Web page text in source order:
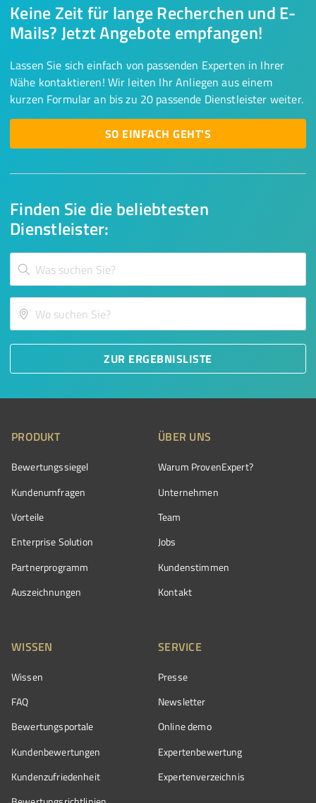
Finden Sie die beliebtesten
Dienstleister:
ZUR ERGEBNISLISTE
Keine Zeit für lange Recherchen und E-
Mails? Jetzt Angebote empfangen!
Lassen Sie sich einfach von passenden Experten in Ihrer
Nähe kontaktieren! Wir leiten Ihr Anliegen aus einem
kurzen Formular an bis zu 20 passende Dienstleister weiter.
SO EINFACH GEHT'S
PRODUKT
Bewertungssiegel
Kundenumfragen
Vorteile
Enterprise Solution
Partnerprogramm
Auszeichnungen
ÜBER UNS
Warum ProvenExpert?
Unternehmen
Team
Jobs
Kundenstimmen
Kontakt
WISSEN
Wissen
FAQ
Bewertungsportale
Kundenbewertungen
Kundenzufriedenheit
SERVICE
Presse
Newsletter
Online demo
Expertenbewertung
Expertenverzeichnis